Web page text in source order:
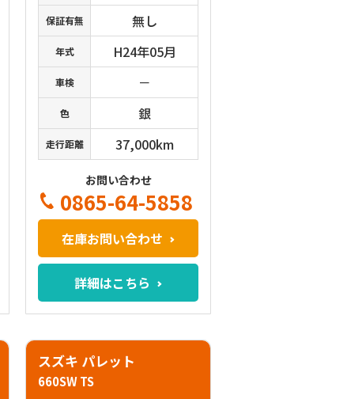
保証有無 無し
年式 H24年05月
車検 －
色 銀
走行距離 37,000km
お問い合わせ
0865-64-5858
在庫お問い合わせ
詳細はこちら
スズキ パレット
660SW TS